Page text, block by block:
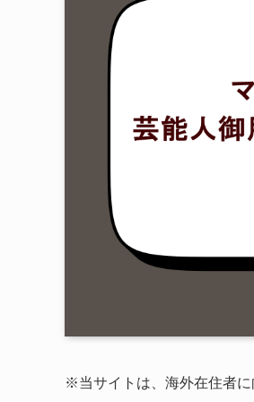
※当サイトは、海外在住者